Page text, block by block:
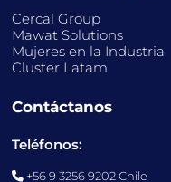
Cercal Group
Mawat Solutions
Mujeres en la Industria
Cluster Latam
Contáctanos
Teléfonos:
+56 9 3256 9202 Chile